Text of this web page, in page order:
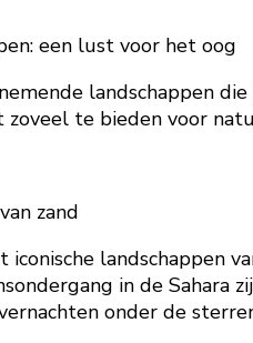
een lust voor het oog
landschappen
te bieden voor
zand
iconische
in de
onder de